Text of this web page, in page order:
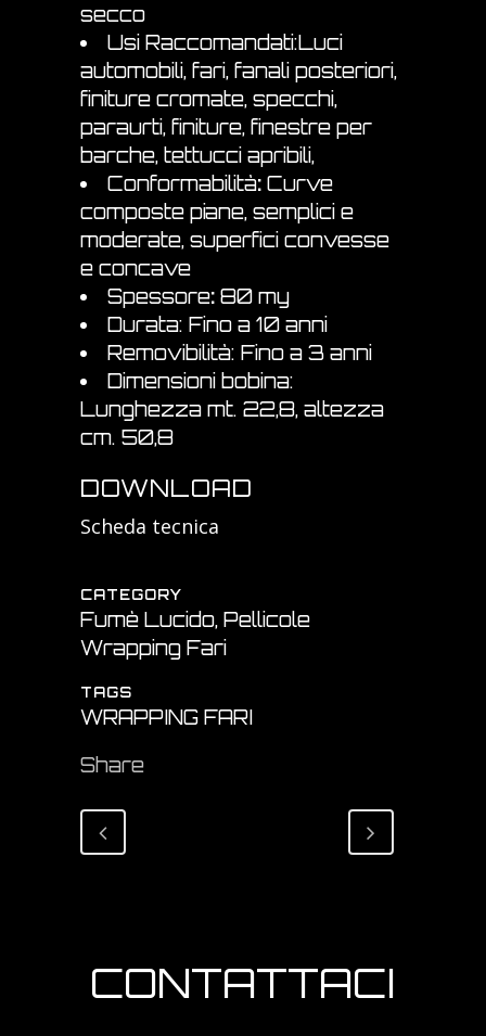
secco
Usi Raccomandati:Luci
automobili, fari, fanali posteriori,
finiture cromate, specchi,
paraurti, finiture, finestre per
barche, tettucci apribili,
Conformabilità: Curve
composte piane, semplici e
moderate, superfici convesse
e concave
Spessore: 80 my
Durata: Fino a 10 anni
Removibilità: Fino a 3 anni
Dimensioni bobina:
Lunghezza mt. 22,8, altezza
cm. 50,8
DOWNLOAD
Scheda tecnica
CATEGORY
Fumè Lucido, Pellicole
Wrapping Fari
TAGS
WRAPPING FARI
Share
CONTATTACI